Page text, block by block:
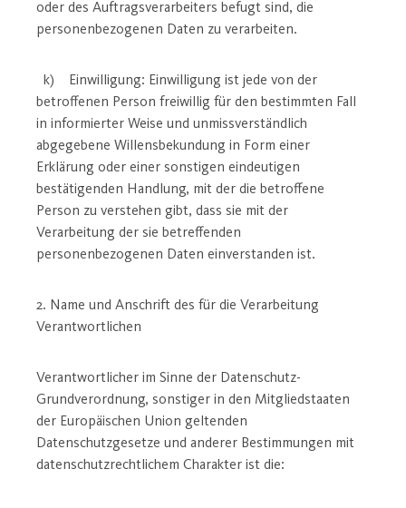
oder des Auftragsverarbeiters befugt sind, die
personenbezogenen Daten zu verarbeiten.
k) Einwilligung: Einwilligung ist jede von der
betroffenen Person freiwillig für den bestimmten Fall
in informierter Weise und unmissverständlich
abgegebene Willensbekundung in Form einer
Erklärung oder einer sonstigen eindeutigen
bestätigenden Handlung, mit der die betroffene
Person zu verstehen gibt, dass sie mit der
Verarbeitung der sie betreffenden
personenbezogenen Daten einverstanden ist.
2. Name und Anschrift des für die Verarbeitung
Verantwortlichen
Verantwortlicher im Sinne der Datenschutz-
Grundverordnung, sonstiger in den Mitgliedstaaten
der Europäischen Union geltenden
Datenschutzgesetze und anderer Bestimmungen mit
datenschutzrechtlichem Charakter ist die: